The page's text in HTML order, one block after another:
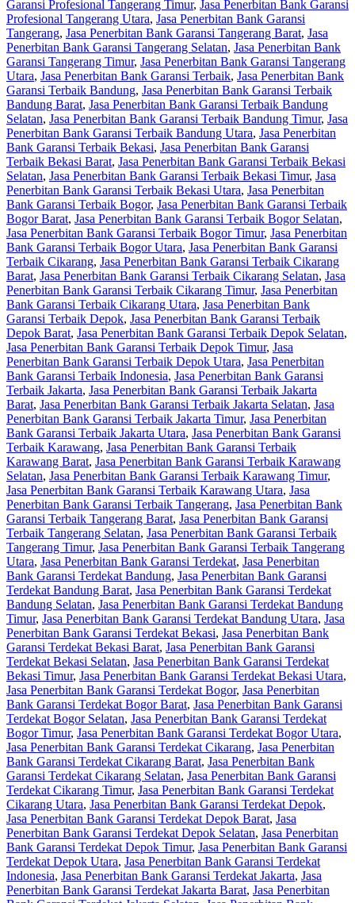
Garansi Profesional Tangerang Timur, Jasa Penerbitan Bank Garansi
Profesional Tangerang Utara, Jasa Penerbitan Bank Garansi
Tangerang, Jasa Penerbitan Bank Garansi Tangerang Barat, Jasa
Penerbitan Bank Garansi Tangerang Selatan, Jasa Penerbitan Bank
Garansi Tangerang Timur, Jasa Penerbitan Bank Garansi Tangerang
Utara, Jasa Penerbitan Bank Garansi Terbaik, Jasa Penerbitan Bank
Garansi Terbaik Bandung, Jasa Penerbitan Bank Garansi Terbaik
Bandung Barat, Jasa Penerbitan Bank Garansi Terbaik Bandung
Selatan, Jasa Penerbitan Bank Garansi Terbaik Bandung Timur, Jasa
Penerbitan Bank Garansi Terbaik Bandung Utara, Jasa Penerbitan
Bank Garansi Terbaik Bekasi, Jasa Penerbitan Bank Garansi
Terbaik Bekasi Barat, Jasa Penerbitan Bank Garansi Terbaik Bekasi
Selatan, Jasa Penerbitan Bank Garansi Terbaik Bekasi Timur, Jasa
Penerbitan Bank Garansi Terbaik Bekasi Utara, Jasa Penerbitan
Bank Garansi Terbaik Bogor, Jasa Penerbitan Bank Garansi Terbaik
Bogor Barat, Jasa Penerbitan Bank Garansi Terbaik Bogor Selatan,
Jasa Penerbitan Bank Garansi Terbaik Bogor Timur, Jasa Penerbitan
Bank Garansi Terbaik Bogor Utara, Jasa Penerbitan Bank Garansi
Terbaik Cikarang, Jasa Penerbitan Bank Garansi Terbaik Cikarang
Barat, Jasa Penerbitan Bank Garansi Terbaik Cikarang Selatan, Jasa
Penerbitan Bank Garansi Terbaik Cikarang Timur, Jasa Penerbitan
Bank Garansi Terbaik Cikarang Utara, Jasa Penerbitan Bank
Garansi Terbaik Depok, Jasa Penerbitan Bank Garansi Terbaik
Depok Barat, Jasa Penerbitan Bank Garansi Terbaik Depok Selatan,
Jasa Penerbitan Bank Garansi Terbaik Depok Timur, Jasa
Penerbitan Bank Garansi Terbaik Depok Utara, Jasa Penerbitan
Bank Garansi Terbaik Indonesia, Jasa Penerbitan Bank Garansi
Terbaik Jakarta, Jasa Penerbitan Bank Garansi Terbaik Jakarta
Barat, Jasa Penerbitan Bank Garansi Terbaik Jakarta Selatan, Jasa
Penerbitan Bank Garansi Terbaik Jakarta Timur, Jasa Penerbitan
Bank Garansi Terbaik Jakarta Utara, Jasa Penerbitan Bank Garansi
Terbaik Karawang, Jasa Penerbitan Bank Garansi Terbaik
Karawang Barat, Jasa Penerbitan Bank Garansi Terbaik Karawang
Selatan, Jasa Penerbitan Bank Garansi Terbaik Karawang Timur,
Jasa Penerbitan Bank Garansi Terbaik Karawang Utara, Jasa
Penerbitan Bank Garansi Terbaik Tangerang, Jasa Penerbitan Bank
Garansi Terbaik Tangerang Barat, Jasa Penerbitan Bank Garansi
Terbaik Tangerang Selatan, Jasa Penerbitan Bank Garansi Terbaik
Tangerang Timur, Jasa Penerbitan Bank Garansi Terbaik Tangerang
Utara, Jasa Penerbitan Bank Garansi Terdekat, Jasa Penerbitan
Bank Garansi Terdekat Bandung, Jasa Penerbitan Bank Garansi
Terdekat Bandung Barat, Jasa Penerbitan Bank Garansi Terdekat
Bandung Selatan, Jasa Penerbitan Bank Garansi Terdekat Bandung
Timur, Jasa Penerbitan Bank Garansi Terdekat Bandung Utara, Jasa
Penerbitan Bank Garansi Terdekat Bekasi, Jasa Penerbitan Bank
Garansi Terdekat Bekasi Barat, Jasa Penerbitan Bank Garansi
Terdekat Bekasi Selatan, Jasa Penerbitan Bank Garansi Terdekat
Bekasi Timur, Jasa Penerbitan Bank Garansi Terdekat Bekasi Utara,
Jasa Penerbitan Bank Garansi Terdekat Bogor, Jasa Penerbitan
Bank Garansi Terdekat Bogor Barat, Jasa Penerbitan Bank Garansi
Terdekat Bogor Selatan, Jasa Penerbitan Bank Garansi Terdekat
Bogor Timur, Jasa Penerbitan Bank Garansi Terdekat Bogor Utara,
Jasa Penerbitan Bank Garansi Terdekat Cikarang, Jasa Penerbitan
Bank Garansi Terdekat Cikarang Barat, Jasa Penerbitan Bank
Garansi Terdekat Cikarang Selatan, Jasa Penerbitan Bank Garansi
Terdekat Cikarang Timur, Jasa Penerbitan Bank Garansi Terdekat
Cikarang Utara, Jasa Penerbitan Bank Garansi Terdekat Depok,
Jasa Penerbitan Bank Garansi Terdekat Depok Barat, Jasa
Penerbitan Bank Garansi Terdekat Depok Selatan, Jasa Penerbitan
Bank Garansi Terdekat Depok Timur, Jasa Penerbitan Bank Garansi
Terdekat Depok Utara, Jasa Penerbitan Bank Garansi Terdekat
Indonesia, Jasa Penerbitan Bank Garansi Terdekat Jakarta, Jasa
Penerbitan Bank Garansi Terdekat Jakarta Barat, Jasa Penerbitan